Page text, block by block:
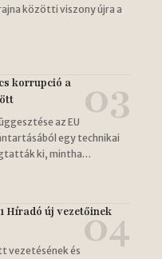
közötti viszony újra a
korrupció a
az EU
egy technikai
ki, mintha…
Híradó új vezetőinek
vezetésének és